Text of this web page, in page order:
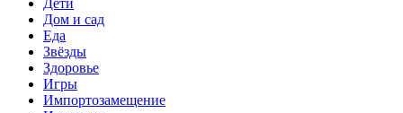
Дом и сад
Еда
Звёзды
Здоровье
Игры
Импортозамещение